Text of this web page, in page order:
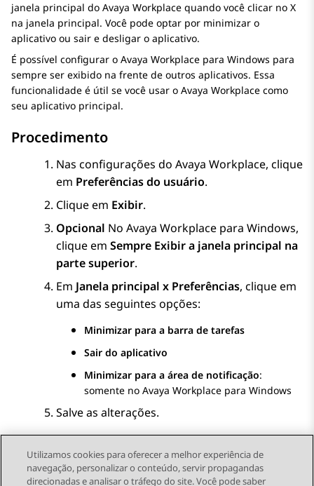
janela principal do Avaya Workplace quando você clicar no X
na janela principal. Você pode optar por minimizar o
aplicativo ou sair e desligar o aplicativo.
É possível configurar o Avaya Workplace para Windows para
sempre ser exibido na frente de outros aplicativos. Essa
funcionalidade é útil se você usar o Avaya Workplace como
seu aplicativo principal.
Procedimento
Nas configurações do Avaya Workplace, clique
em Preferências do usuário.
Clique em Exibir.
Opcional No Avaya Workplace para Windows,
clique em Sempre Exibir a janela principal na
parte superior.
Em Janela principal x Preferências, clique em
uma das seguintes opções:
Minimizar para a barra de tarefas
Sair do aplicativo
Minimizar para a área de notificação:
somente no Avaya Workplace para Windows
Salve as alterações.
Utilizamos cookies para oferecer a melhor experiência de
navegação, personalizar o conteúdo, servir propagandas
direcionadas e analisar o tráfego do site. Você pode saber